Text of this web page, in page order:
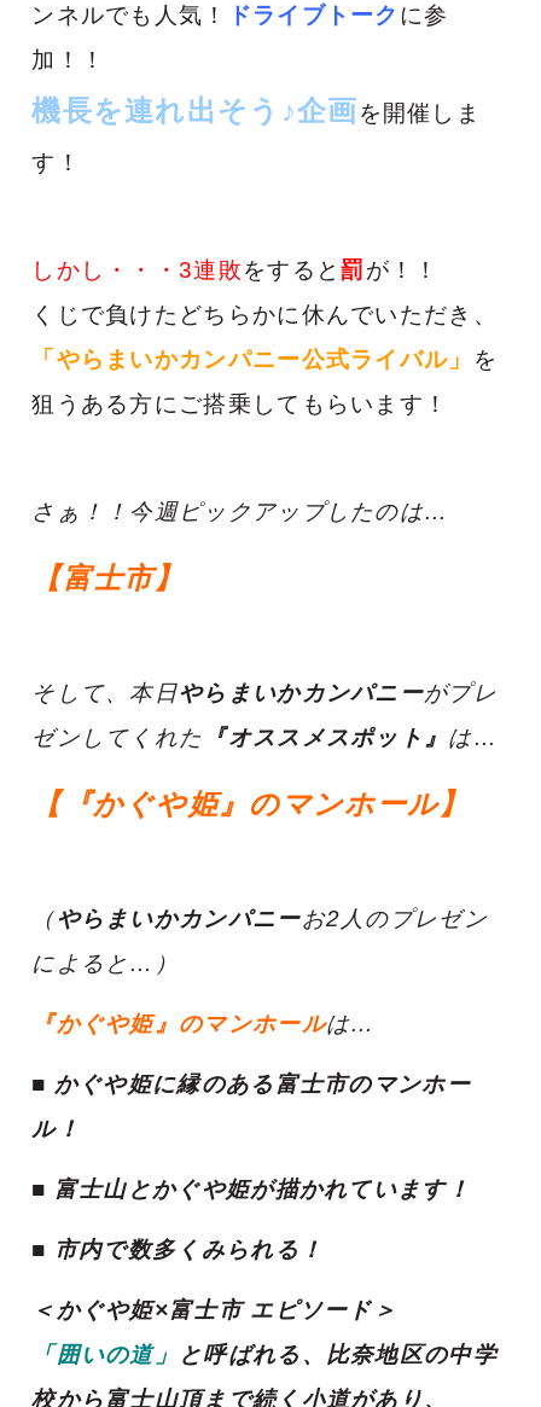
ンネルでも人気！
ドライブトーク に参
加！！
機長を連れ出そう♪企画を開催しま
す！
しかし・・・3連敗をすると罰が！！
くじで負けたどちらかに休んでいただき、
「やらまいかカンパニー公式ライバル」
を
狙うある方にご搭乗してもらいます！
さぁ！！今週ピックアップしたのは…
【富士市】
そして、 本日やらまいかカンパニーがプレ
ゼンしてくれた
『オススメスポット』 は…
【『かぐや姫』のマンホール】
（やらまいかカンパニーお2人のプレゼン
によると…）
『かぐや姫』のマンホールは…
■ かぐや姫に縁のある富士市のマンホー
ル！
■ 富士山とかぐや姫が描かれています！
■ 市内で数多くみられる！
＜かぐや姫×富士市 エピソード＞
「囲いの道」
と呼ばれる、比奈地区の中学
校から富士山頂まで続く小道があり、